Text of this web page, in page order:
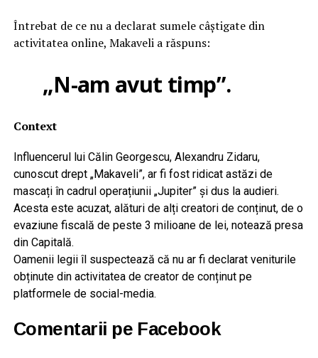
Întrebat de ce nu a declarat sumele câștigate din
activitatea online, Makaveli a răspuns:
„N-am avut timp”.
Context
Influencerul lui Călin Georgescu, Alexandru Zidaru,
cunoscut drept „Makaveli”, ar fi fost ridicat astăzi de
mascați în cadrul operațiunii „Jupiter” și dus la audieri.
Acesta este acuzat, alături de alți creatori de conținut, de o
evaziune fiscală de peste 3 milioane de lei, notează presa
din Capitală.
Oamenii legii îl suspectează că nu ar fi declarat veniturile
obținute din activitatea de creator de conținut pe
platformele de social-media.
Comentarii pe Facebook